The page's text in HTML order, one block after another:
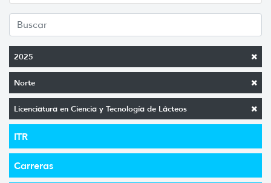
2025
Norte
Licenciatura en Ciencia y Tecnología de Lácteos
ITR
Carreras